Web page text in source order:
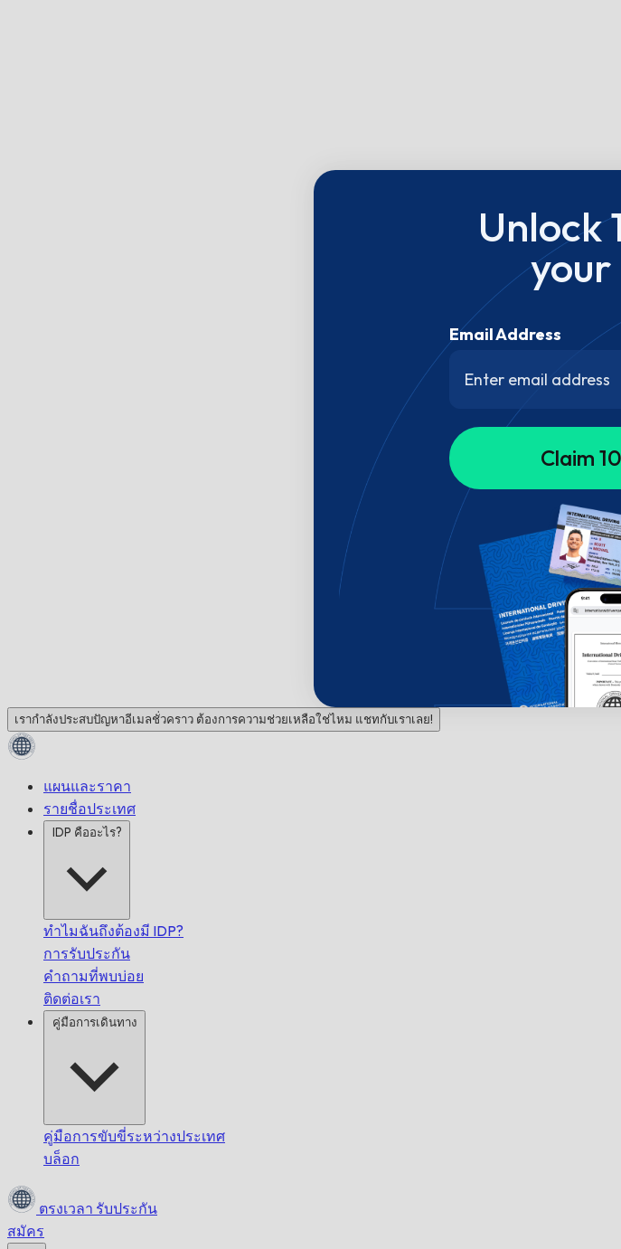
เรากำลังประสบปัญหาอีเมลชั่วคราว ต้องการความช่วยเหลือใช่ไหม แชทกับเราเลย!
แผนและราคา
รายชื่อประเทศ
IDP คืออะไร?
ทำไมฉันถึงต้องมี IDP?
การรับประกัน
คำถามที่พบบ่อย
ติดต่อเรา
คู่มือการเดินทาง
คู่มือการขับขี่ระหว่างประเทศ
บล็อก
ตรงเวลา รับประกัน
สมัคร
Unlock
your
Email Address
Claim